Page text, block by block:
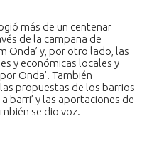
más de un centenar
de la campaña de
Onda’ y, por otro lado, las
y económicas locales y
Onda’. También
propuestas de los barrios
barri’ y las aportaciones de
se dio voz.